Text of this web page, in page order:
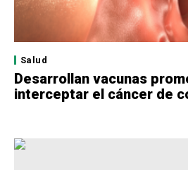
Salud
Desarrollan vacunas
interceptar el cáncer de